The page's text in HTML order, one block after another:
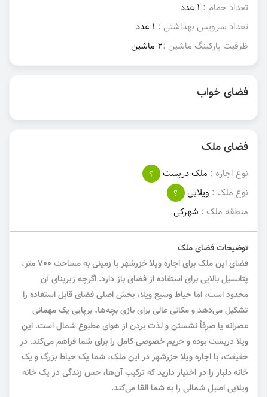
تعداد حمام : 1 عدد
تعداد سرویس بهداشتی : 1 عدد
ظرفیت پارکینگ ماشین :2 ماشین
فضای خواب
فضای ملک
نوع اجاره : ملک دربست
؟
نوع ملک : ویلایی
؟
منطقه ملک : شهرکی
توضیحات فضای ملک
فضای این ملک برای اجاره ویلا خزرشهر با زمینی به مساحت ۷۰۰ متر،
پتانسیل بالایی برای استفاده از فضای باز دارد. اگرچه زیربنای آن
محدود است، اما حیاط وسیع ویلا، بخش اصلی فضای قابل استفاده را
تشکیل می‌دهد و مکانی عالی برای بازی بچه‌ها، برپایی یک مهمانی
عصرانه یا صرفاً نشستن و لذت بردن از هوای مطبوع شمال است. این
ویلا دربست بوده و حریم خصوصی کامل را برای شما فراهم می‌کند. در
حقیقت، با اجاره ویلا خزرشهر در این ملک، شما یک حیاط بزرگ و یک
خانه دلباز را در اختیار دارید که ترکیب آن‌ها، حس زندگی در یک خانه
ویلایی اصیل شمالی را به شما القا می‌کند.